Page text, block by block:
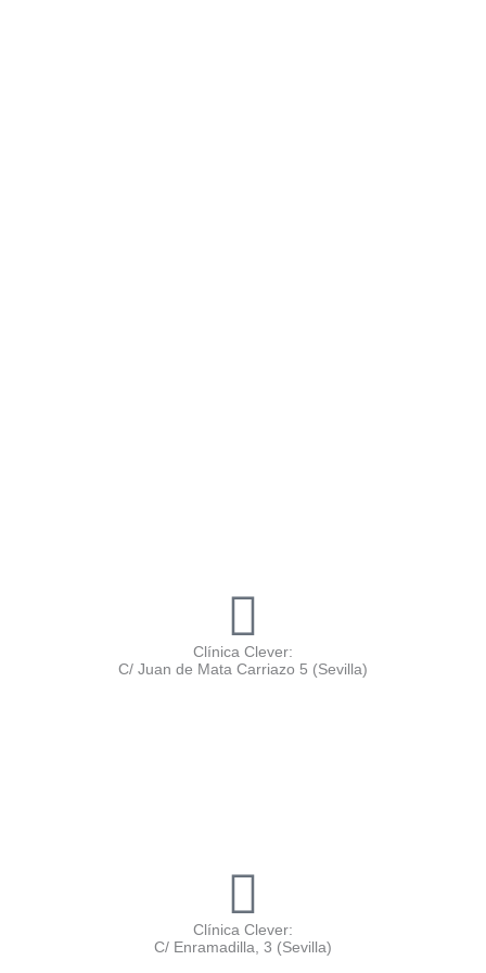
Clínica Clever:
C/ Juan de Mata Carriazo 5 (Sevilla)
Clínica Clever:
C/ Enramadilla, 3 (Sevilla)